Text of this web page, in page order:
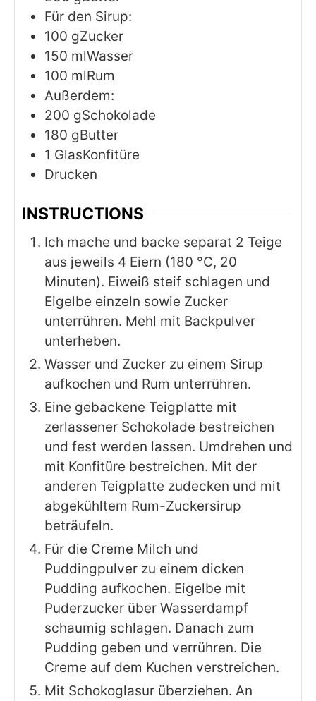
Für den Sirup:
100 gZucker
150 mlWasser
100 mlRum
Außerdem:
200 gSchokolade
180 gButter
1 GlasKonfitüre
Drucken
INSTRUCTIONS
Ich mache und backe separat 2 Teige
aus jeweils 4 Eiern (180 °C, 20
Minuten). Eiweiß steif schlagen und
Eigelbe einzeln sowie Zucker
unterrühren. Mehl mit Backpulver
unterheben.
Wasser und Zucker zu einem Sirup
aufkochen und Rum unterrühren.
Eine gebackene Teigplatte mit
zerlassener Schokolade bestreichen
und fest werden lassen. Umdrehen und
mit Konfitüre bestreichen. Mit der
anderen Teigplatte zudecken und mit
abgekühltem Rum-Zuckersirup
beträufeln.
Für die Creme Milch und
Puddingpulver zu einem dicken
Pudding aufkochen. Eigelbe mit
Puderzucker über Wasserdampf
schaumig schlagen. Danach zum
Pudding geben und verrühren. Die
Creme auf dem Kuchen verstreichen.
Mit Schokoglasur überziehen. An